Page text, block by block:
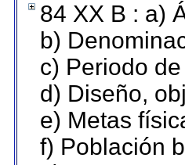
84 XX B : a)
b)
c) Periodo
d) Diseño,
e) Metas
f) Población